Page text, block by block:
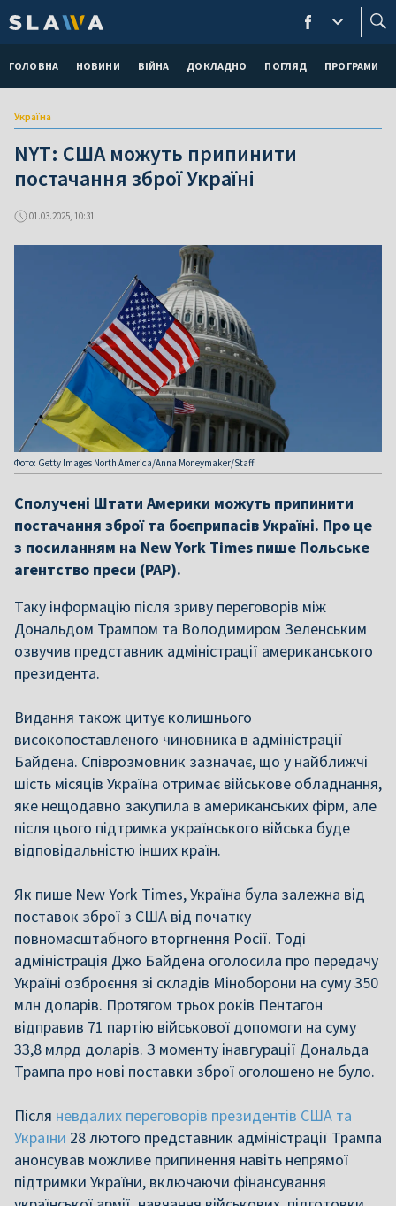
ГОЛОВНА НОВИНИ ВІЙНА ДОКЛАДНО ПОГЛЯД ПРОГРАМИ
Україна
NYT: США можуть припинити
постачання зброї Україні
01.03.2025, 10:31
Фото: Getty Images North America/Anna Moneymaker/Staff
Сполучені Штати Америки можуть припинити
постачання зброї та боєприпасів Україні. Про це
з посиланням на New York Times пише Польське
агентство преси (PAP).
Таку інформацію після зриву переговорів між
Дональдом Трампом та Володимиром Зеленським
озвучив представник адміністрації американського
президента.
Видання також цитує колишнього
високопоставленого чиновника в адміністрації
Байдена. Співрозмовник зазначає, що у найближчі
шість місяців Україна отримає військове обладнання,
яке нещодавно закупила в американських фірм, але
після цього підтримка українського війська буде
відповідальністю інших країн.
Як пише New York Times, Україна була залежна від
поставок зброї з США від початку
повномасштабного вторгнення Росії. Тоді
адміністрація Джо Байдена оголосила про передачу
Україні озброєння зі складів Міноборони на суму 350
млн доларів. Протягом трьох років Пентагон
відправив 71 партію військової допомоги на суму
33,8 млрд доларів. З моменту інавгурації Дональда
Трампа про нові поставки зброї оголошено не було.
Після невдалих переговорів президентів США та
України 28 лютого представник адміністрації Трампа
анонсував можливе припинення навіть непрямої
підтримки України, включаючи фінансування